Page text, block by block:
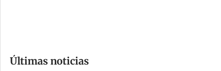
m
Últimas noticias